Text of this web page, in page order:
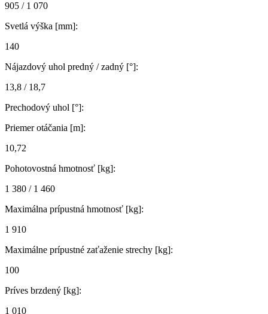
905 / 1 070
Svetlá výška [mm]:
140
Nájazdový uhol predný / zadný [°]:
13,8 / 18,7
Prechodový uhol [°]:
Priemer otáčania [m]:
10,72
Pohotovostná hmotnosť [kg]:
1 380 / 1 460
Maximálna prípustná hmotnosť [kg]:
1 910
Maximálne prípustné zaťaženie strechy [kg]:
100
Príves brzdený [kg]:
1 010